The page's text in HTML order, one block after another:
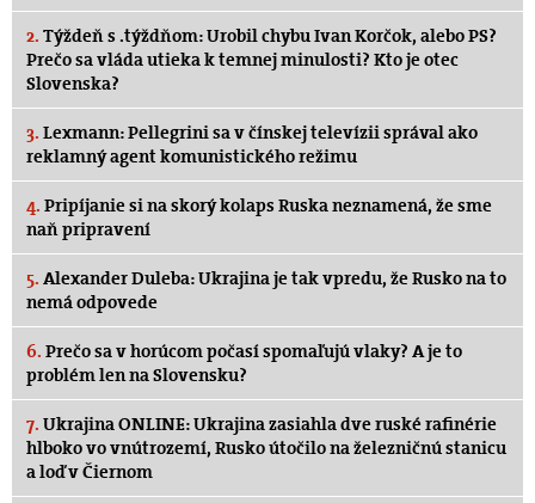
2. Týždeň s .týždňom: Urobil chybu Ivan Korčok, alebo PS?
Prečo sa vláda utieka k temnej minulosti? Kto je otec
Slovenska?
3. Lexmann: Pellegrini sa v čínskej televízii správal ako
reklamný agent komunistického režimu
4. Pripíjanie si na skorý kolaps Ruska neznamená, že sme
naň pripravení
5. Alexander Duleba: Ukrajina je tak vpredu, že Rusko na to
nemá odpovede
6. Prečo sa v horúcom počasí spomaľujú vlaky? A je to
problém len na Slovensku?
7. Ukrajina ONLINE: Ukrajina zasiahla dve ruské rafinérie
hlboko vo vnútrozemí, Rusko útočilo na železničnú stanicu
a loď v Čiernom